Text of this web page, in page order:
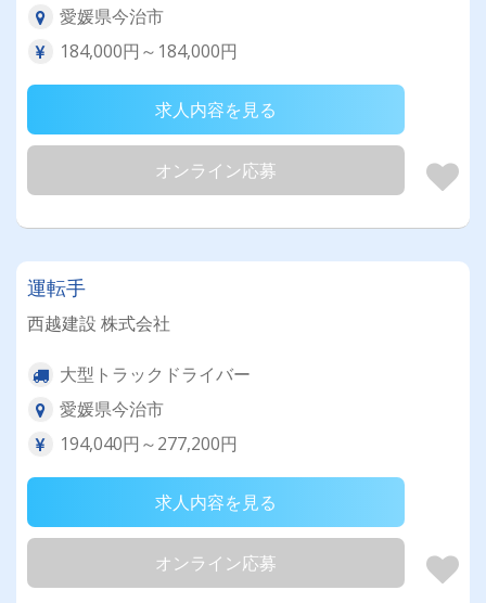
愛媛県今治市
184,000円～184,000円
求人内容を見る
オンライン応募
運転手
西越建設 株式会社
大型トラックドライバー
愛媛県今治市
194,040円～277,200円
求人内容を見る
オンライン応募